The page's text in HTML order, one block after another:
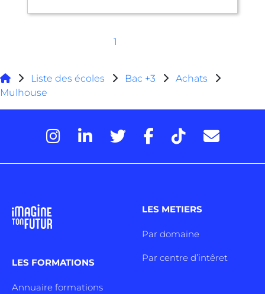
1
Liste des écoles Bac +3
Achats
Mulhouse
LES FORMATIONS
Annuaire formations
LES METIERS
Par domaine
Par centre d’intêret